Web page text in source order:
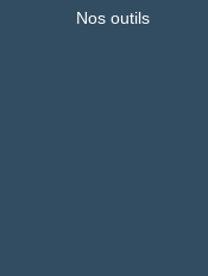
Nos outils